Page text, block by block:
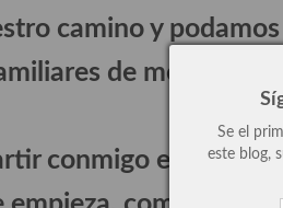
camino y
de momentos
conmigo el año
Se el
este blog,